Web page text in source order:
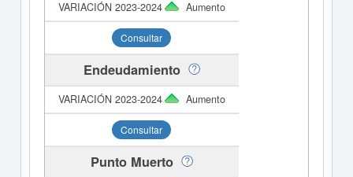
Aumento
Consultar
Endeudamiento
Aumento
Consultar
Punto Muerto